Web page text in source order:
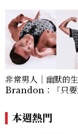
非常男人｜幽默的
Brandon：「只要
讓敵人成為朋友。」
本週熱門